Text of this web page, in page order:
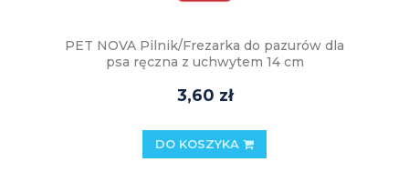
PET NOVA Pilnik/Frezarka do pazurów dla
psa ręczna z uchwytem 14 cm
3,60 zł
DO KOSZYKA